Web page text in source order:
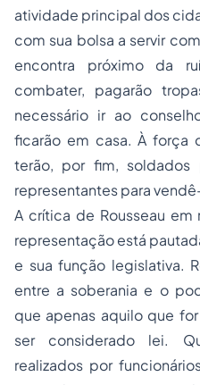
atividade principal dos
com sua bolsa a servir
encontra próximo da
combater, pagarão
necessário ir ao
ficarão em casa. À força
terão, por fim, soldados
representantes para vendê-
A crítica de Rousseau
representação está
e sua função legislativa.
entre a soberania e o
que apenas aquilo que
ser considerado lei.
realizados por